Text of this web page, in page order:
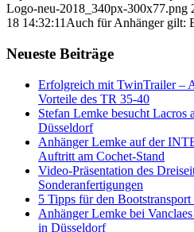
Logo-neu-2018_340px-300x77.png
18 14:32:11Auch für Anhänger gilt:
Neueste Beiträge
Erfolgreich mit TwinTrailer –
Vorteile des TR 35-40
Stefan Lemke besucht Lacros
Düsseldorf
Anhänger Lemke auf der
Auftritt am Cochet-Stand
Video-Präsentation des
Sonderanfertigungen
5 Tipps für den
Anhänger Lemke bei
in Düsseldorf